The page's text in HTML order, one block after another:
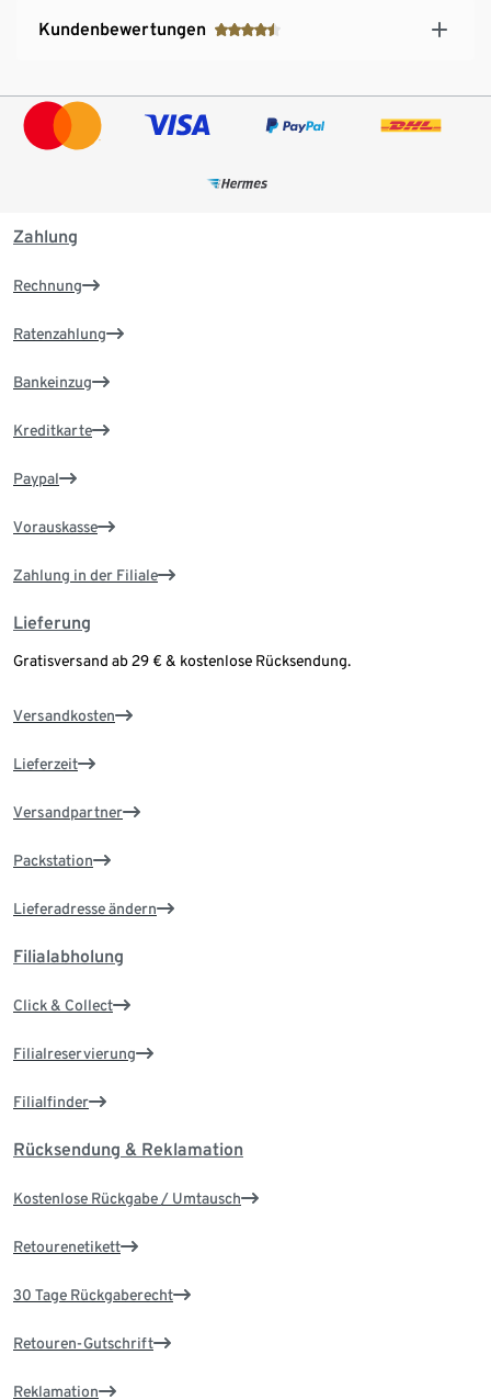
Kundenbewertungen
Zahlung
Rechnung
Ratenzahlung
Bankeinzug
Kreditkarte
Paypal
Vorauskasse
Zahlung in der Filiale
Lieferung
Gratisversand ab 29 € & kostenlose Rücksendung.
Versandkosten
Lieferzeit
Versandpartner
Packstation
Lieferadresse ändern
Filialabholung
Click & Collect
Filialreservierung
Filialfinder
Rücksendung & Reklamation
Kostenlose Rückgabe / Umtausch
Retourenetikett
30 Tage Rückgaberecht
Retouren-Gutschrift
Reklamation